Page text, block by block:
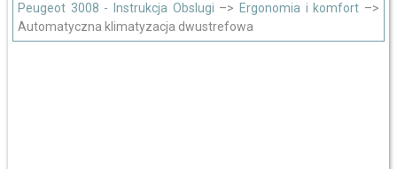
Peugeot 3008 - Instrukcja Obslugi –> Ergonomia i komfort –>
Automatyczna klimatyzacja dwustrefowa